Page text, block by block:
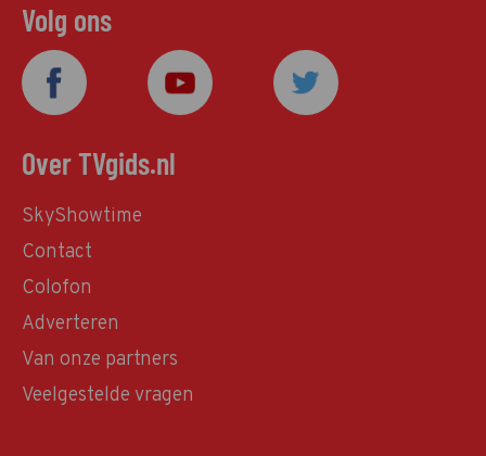
Volg ons
Over TVgids.nl
SkyShowtime
Contact
Colofon
Adverteren
Van onze partners
Veelgestelde vragen